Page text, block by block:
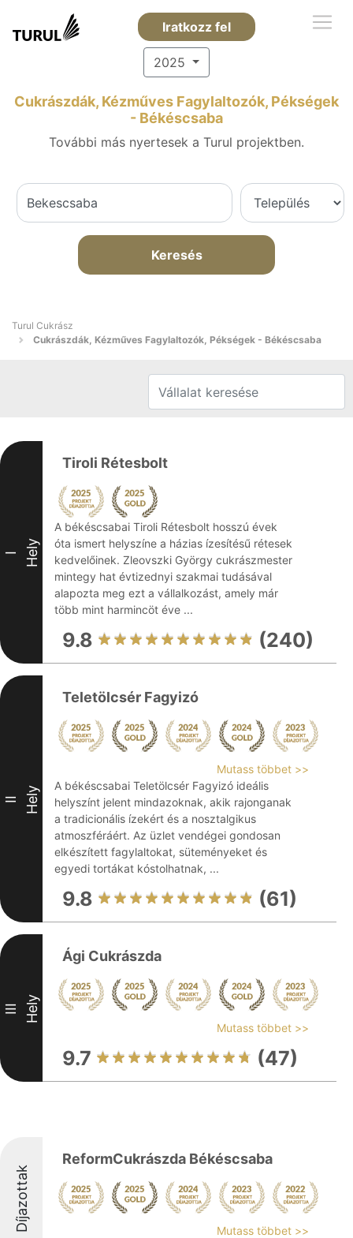
Iratkozz fel
2025
Cukrászdák, Kézműves Fagylaltozók, Pékségek
- Békéscsaba
További más nyertesek a Turul projektben.
Keresés
Turul Cukrász
Cukrászdák, Kézműves Fagylaltozók, Pékségek - Békéscsaba
I Hely
Tiroli Rétesbolt
A békéscsabai Tiroli Rétesbolt hosszú évek
óta ismert helyszíne a házias ízesítésű rétesek
kedvelőinek. Zleovszki György cukrászmester
mintegy hat évtizednyi szakmai tudásával
alapozta meg ezt a vállalkozást, amely már
több mint harmincöt éve ...
9.8 (240)
II Hely
Teletölcsér Fagyizó
Mutass többet >>
A békéscsabai Teletölcsér Fagyizó ideális
helyszínt jelent mindazoknak, akik rajonganak
a tradicionális ízekért és a nosztalgikus
atmoszféráért. Az üzlet vendégei gondosan
elkészített fagylaltokat, süteményeket és
egyedi tortákat kóstolhatnak, ...
9.8 (61)
III Hely
Ági Cukrászda
Mutass többet >>
9.7 (47)
Díjazottak
ReformCukrászda Békéscsaba
Mutass többet >>